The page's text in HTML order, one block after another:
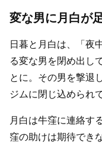
変な男に月白が
日暮と月白は、「夜
る変な男を閉め出し
とに。その男を撃退
ジムに閉じ込められ
月白は牛窪に連絡す
窪の助けは期待できな